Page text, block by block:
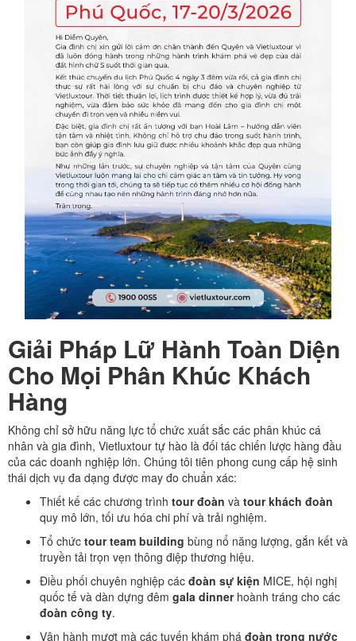
Giải Pháp Lữ Hành Toàn Diện
Cho Mọi Phân Khúc Khách
Hàng
Không chỉ sở hữu năng lực tổ chức xuất sắc các phân khúc cá
nhân và gia đình, Vietluxtour tự hào là đối tác chiến lược hàng đầu
của các doanh nghiệp lớn. Chúng tôi tiên phong cung cấp hệ sinh
thái dịch vụ đa dạng được may đo chuẩn xác:
Thiết kế các chương trình tour đoàn và tour khách đoàn
quy mô lớn, tối ưu hóa chi phí và trải nghiệm.
Tổ chức tour team building bùng nổ năng lượng, gắn kết và
truyền tải trọn vẹn thông điệp thương hiệu.
Điều phối chuyên nghiệp các đoàn sự kiện MICE, hội nghị
quốc tế và dàn dựng đêm gala dinnerhoành tráng cho các
đoàn công ty.
Vận hành mượt mà các tuyến khám phá đoàn trong nước